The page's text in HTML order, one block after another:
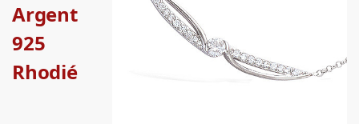
Argent
925
Rhodié